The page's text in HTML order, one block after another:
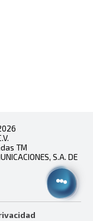
TM
S.A. DE